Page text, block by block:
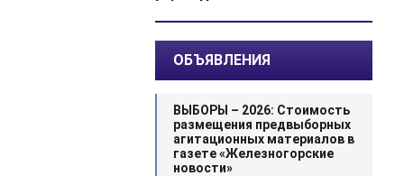
ОБЪЯВЛЕНИЯ
ВЫБОРЫ – 2026: Стоимость
размещения предвыборных
агитационных материалов в
газете «Железногорские
новости»